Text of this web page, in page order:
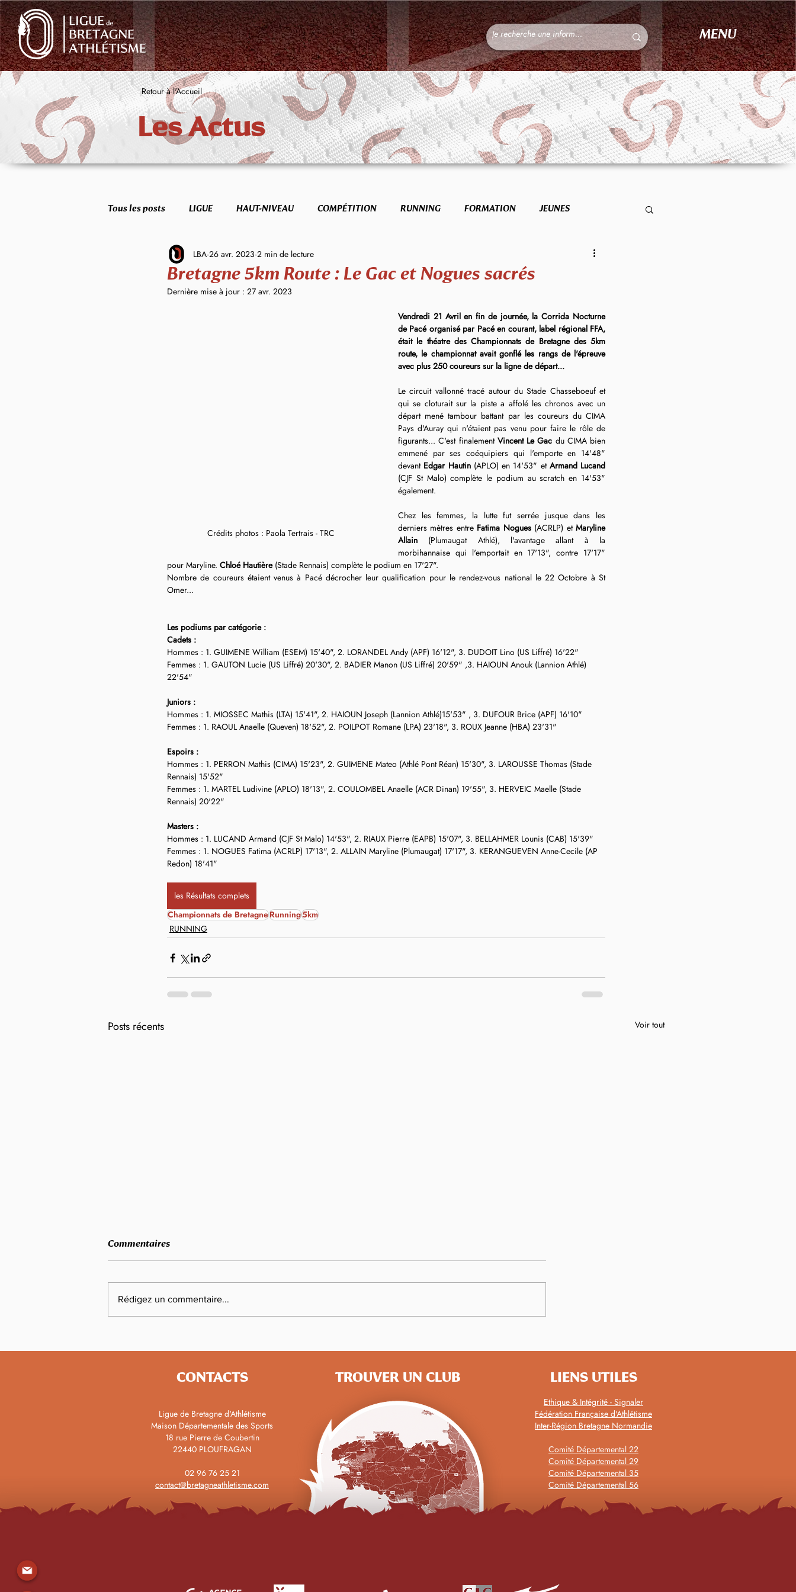
MENU
Retour à l'Accueil
Les Actus
Tous les posts LIGUE HAUT-NIVEAU COMPÉTITION RUNNING FORMATION JEUNES
FORME & SANTÉ ETR
Bretagne 5km Route : Le Gac et Nogues sacrés
LBA 26 avr. 2023 2 min de lecture
Dernière mise à jour : 27 avr. 2023
Crédits photos : Paola Tertrais - TRC
Vendredi 21 Avril en fin de journée, la Corrida Nocturne
de Pacé organisé par Pacé en courant, label régional FFA,
était le théatre des Championnats de Bretagne des 5km
route, le championnat avait gonflé les rangs de l'épreuve
avec plus 250 coureurs sur la ligne de départ...
Le circuit vallonné tracé autour du Stade Chasseboeuf et
qui se cloturait sur la piste a affolé les chronos avec un
départ mené tambour battant par les coureurs du CIMA
Pays d'Auray qui n'étaient pas venu pour faire le rôle de
figurants... C'est finalement Vincent Le Gac du CIMA bien
emmené par ses coéquipiers qui l'emporte en 14'48"
devant Edgar Hautin (APLO) en 14'53" et Armand Lucand
(CJF St Malo) complète le podium au scratch en 14'53"
également.
Chez les femmes, la lutte fut serrée jusque dans les
derniers mètres entre Fatima Nogues (ACRLP) et Maryline
Allain (Plumaugat Athlé), l'avantage allant à la
morbihannaise qui l'emportait en 17'13", contre 17'17"
pour Maryline. Chloé Hautière (Stade Rennais) complète le podium en 17'27".
Nombre de coureurs étaient venus à Pacé décrocher leur qualification pour le rendez-vous national le 22 Octobre à St
Omer...
Les podiums par catégorie :
Cadets :
Hommes : 1. GUIMENE William (ESEM) 15'40", 2. LORANDEL Andy (APF) 16'12", 3. DUDOIT Lino (US Liffré) 16'22"
Femmes : 1. GAUTON Lucie (US Liffré) 20'30", 2. BADIER Manon (US Liffré) 20'59" ,3. HAIOUN Anouk (Lannion Athlé)
22'54"
Juniors :
Hommes : 1. MIOSSEC Mathis (LTA) 15'41", 2. HAIOUN Joseph (Lannion Athlé)15'53" , 3. DUFOUR Brice (APF) 16'10"
Femmes : 1. RAOUL Anaelle (Queven) 18'52", 2. POILPOT Romane (LPA) 23'18", 3. ROUX Jeanne (HBA) 23'31"
Espoirs :
Hommes : 1. PERRON Mathis (CIMA) 15'23", 2. GUIMENE Mateo (Athlé Pont Réan) 15'30", 3. LAROUSSE Thomas (Stade
Rennais) 15'52"
Femmes : 1. MARTEL Ludivine (APLO) 18'13", 2. COULOMBEL Anaelle (ACR Dinan) 19'55", 3. HERVEIC Maelle (Stade
Rennais) 20'22"
Masters :
Hommes : 1. LUCAND Armand (CJF St Malo) 14'53", 2. RIAUX Pierre (EAPB) 15'07", 3. BELLAHMER Lounis (CAB) 15'39"
Femmes : 1. NOGUES Fatima (ACRLP) 17'13", 2. ALLAIN Maryline (Plumaugat) 17'17", 3. KERANGUEVEN Anne-Cecile (AP
Redon) 18'41"
les Résultats complets
Championnats de BretagneRunning5km
RUNNING
Posts récents Voir tout
de 5km : Brelivet et Lambert
le classement final
Marathon l'argent pour Caro
Commentaires
Rédigez un commentaire...
CONTACTS LIENS UTILES
Ethique & Intégrité - Signaler
Fédération Française d'Athlétisme
Inter-Région Bretagne Normandie
Comité Départemental 22
Comité Départemental 29
Comité Départemental 35
Comité Départemental 56
Ligue de Bretagne d'Athlétisme
Maison Départementale des Sports
18 rue Pierre de Coubertin
22440 PLOUFRAGAN
02 96 76 25 21
contact@bretagneathletisme.com
TROUVER UN CLUB